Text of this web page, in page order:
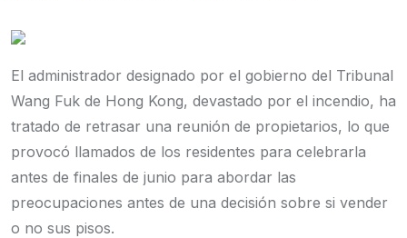
El administrador designado por el gobierno del Tribunal
Wang Fuk de Hong Kong, devastado por el incendio, ha
tratado de retrasar una reunión de propietarios, lo que
provocó llamados de los residentes para celebrarla
antes de finales de junio para abordar las
preocupaciones antes de una decisión sobre si vender
o no sus pisos.